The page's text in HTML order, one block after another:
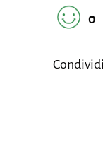
0
Condividi